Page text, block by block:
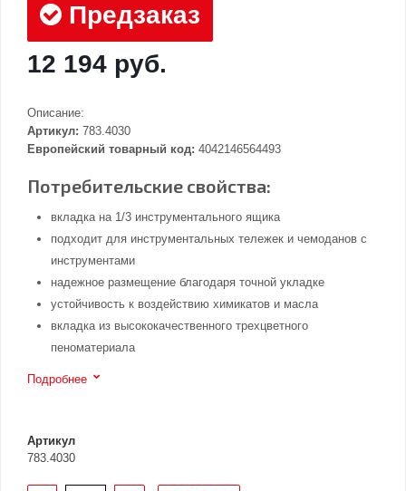
Предзаказ
12 194 руб.
Описание:
Артикул: 783.4030
Европейский товарный код: 4042146564493
Потребительские свойства:
вкладка на 1/3 инструментального ящика
подходит для инструментальных тележек и чемоданов с
инструментами
надежное размещение благодаря точной укладке
устойчивость к воздействию химикатов и масла
вкладка из высококачественного трехцветного
пеноматериала
Подробнее
Артикул
783.4030